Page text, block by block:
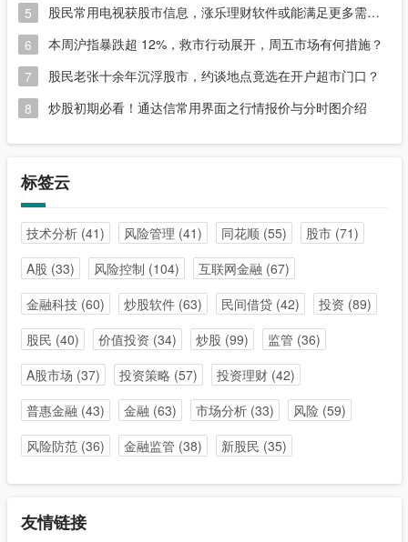
5
股民常用电视获股市信息，涨乐理财软件或能满足更多需求？
6
本周沪指暴跌超 12%，救市行动展开，周五市场有何措施？
7
股民老张十余年沉浮股市，约谈地点竟选在开户超市门口？
8
炒股初期必看！通达信常用界面之行情报价与分时图介绍
标签云
技术分析(41) 风险管理 (41) 同花顺(55) 股市(71)
A股 (33) 风险控制 (104) 互联网金融 (67)
金融科技(60) 炒股软件(63) 民间借贷(42) 投资 (89)
股民 (40) 价值投资 (34) 炒股 (99) 监管 (36)
A股市场 (37) 投资策略 (57) 投资理财(42)
普惠金融 (43) 金融 (63) 市场分析(33) 风险(59)
风险防范(36) 金融监管 (38) 新股民 (35)
友情链接